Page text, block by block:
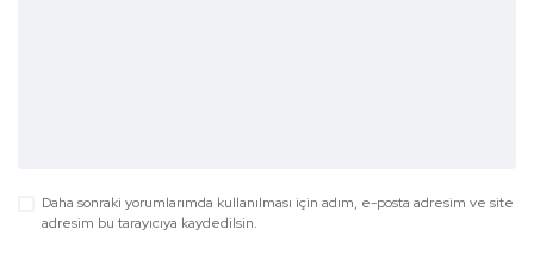
Daha sonraki yorumlarımda kullanılması için adım, e-posta adresim ve site
adresim bu tarayıcıya kaydedilsin.